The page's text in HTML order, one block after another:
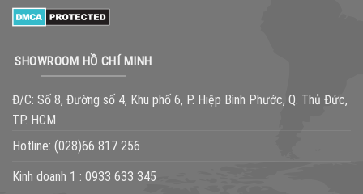
SHOWROOM HỒ CHÍ MINH
Đ/C: Số 8, Đường số 4, Khu phố 6, P. Hiệp Bình Phước, Q. Thủ Đức,
TP. HCM
Hotline: (028)66 817 256
Kinh doanh 1 : 0933 633 345